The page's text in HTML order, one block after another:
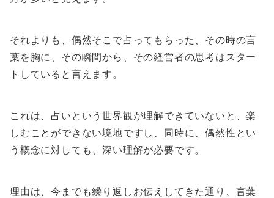
それよりも、偶然そこで占ってもらった、その時の言
葉を胸に、その瞬間から、その経営者の思考はスター
トしていると言えます。
これは、占いという世界観が理解できていないと、楽
しむことができない境地ですし、同時に、偶然性とい
う概念に対しても、深い理解が必要です。
理由は、今までも繰り返しお伝えしてきた通り、言葉